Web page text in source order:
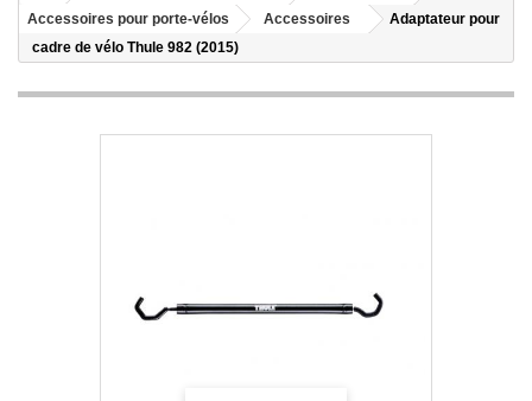
Accessoires pour porte-vélos
Accessoires
Adaptateur pour
cadre de vélo Thule 982 (2015)